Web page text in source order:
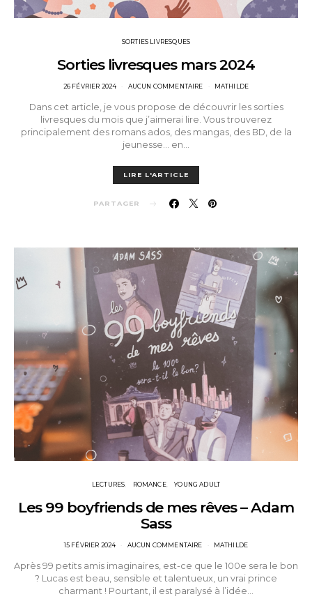
SORTIES LIVRESQUES
Sorties livresques mars 2024
POSTED
26 FÉVRIER 2024 AUCUN COMMENTAIRE MATHILDE
Dans cet article, je vous propose de découvrir les sorties
livresques du mois que j’aimerai lire. Vous trouverez
principalement des romans ados, des mangas, des BD, de la
jeunesse… en…
LIRE L'ARTICLE
PARTAGER
LECTURES ROMANCE YOUNG ADULT
Les 99 boyfriends de mes rêves – Adam
Sass
POSTED
15 FÉVRIER 2024 AUCUN COMMENTAIRE MATHILDE
Après 99 petits amis imaginaires, est-ce que le 100e sera le bon
? Lucas est beau, sensible et talentueux, un vrai prince
charmant ! Pourtant, il est paralysé à l’idée…